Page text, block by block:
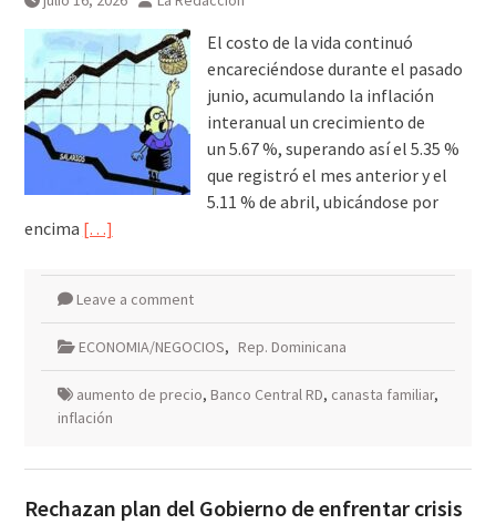
El costo de la vida continuó
encareciéndose durante el pasado
junio, acumulando la inflación
interanual un crecimiento de
un 5.67 %, superando así el 5.35 %
que registró el mes anterior y el
5.11 % de abril, ubicándose por
encima […]
Leave a comment
ECONOMIA/NEGOCIOS, Rep. Dominicana
aumento de precio, Banco Central RD, canasta familiar,
inflación
Rechazan plan del Gobierno de enfrentar crisis